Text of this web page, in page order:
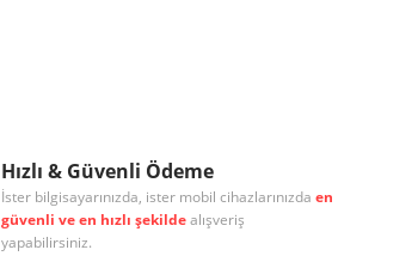
Hızlı & Güvenli Ödeme
İster bilgisayarınızda, ister mobil cihazlarınızda en
güvenli ve en hızlı şekildealışveriş
yapabilirsiniz.